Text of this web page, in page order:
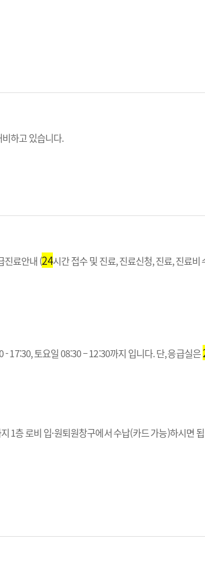
하고 있습니다.
진료안내 (24시간 접수 및 진료, 진료신청, 진료, 진료
17:30, 토요일 08:30 – 12:30까지 입니다. 단, 응급실은
1층 로비 입원〮퇴원창구에서 수납(카드 가능)하시면